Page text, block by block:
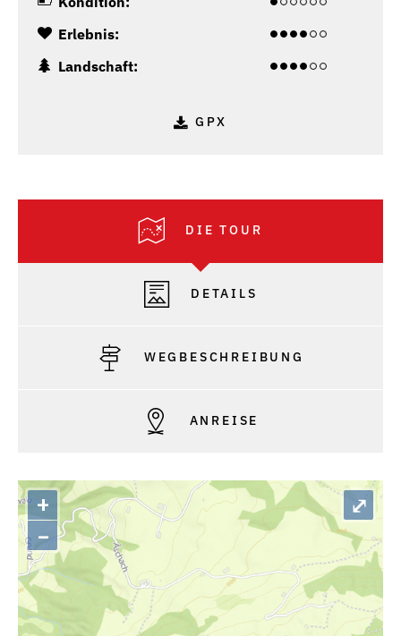
Erlebnis:
Landschaft:
GPX
DIE TOUR
DETAILS
WEGBESCHREIBUNG
ANREISE
+
–
⤢